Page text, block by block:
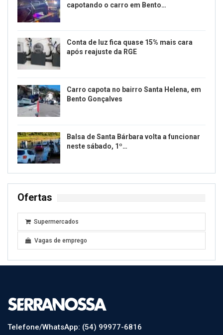
capotando o carro em Bento…
Conta de luz fica quase 15% mais cara
após reajuste da RGE
Carro capota no bairro Santa Helena, em
Bento Gonçalves
Balsa de Santa Bárbara volta a funcionar
neste sábado, 1º…
Ofertas
Supermercados
Vagas de emprego
Telefone/WhatsApp: (54) 99977-6816